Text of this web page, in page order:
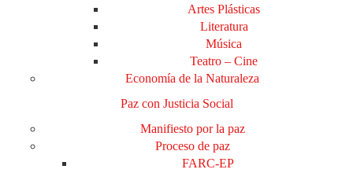
Artes Plásticas
Literatura
Música
Teatro – Cine
Economía de la Naturaleza
Paz con Justicia Social
Manifiesto por la paz
Proceso de paz
FARC-EP